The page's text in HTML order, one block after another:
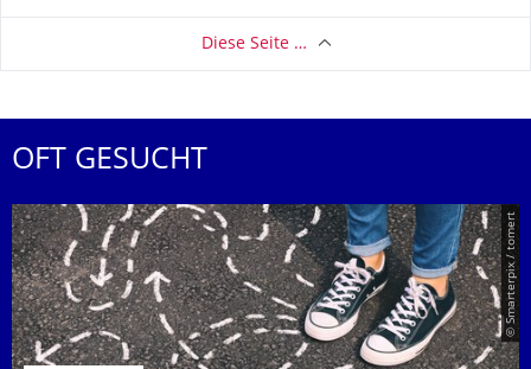
Diese Seite …
OFT GESUCHT
© Smarterpix / tomert